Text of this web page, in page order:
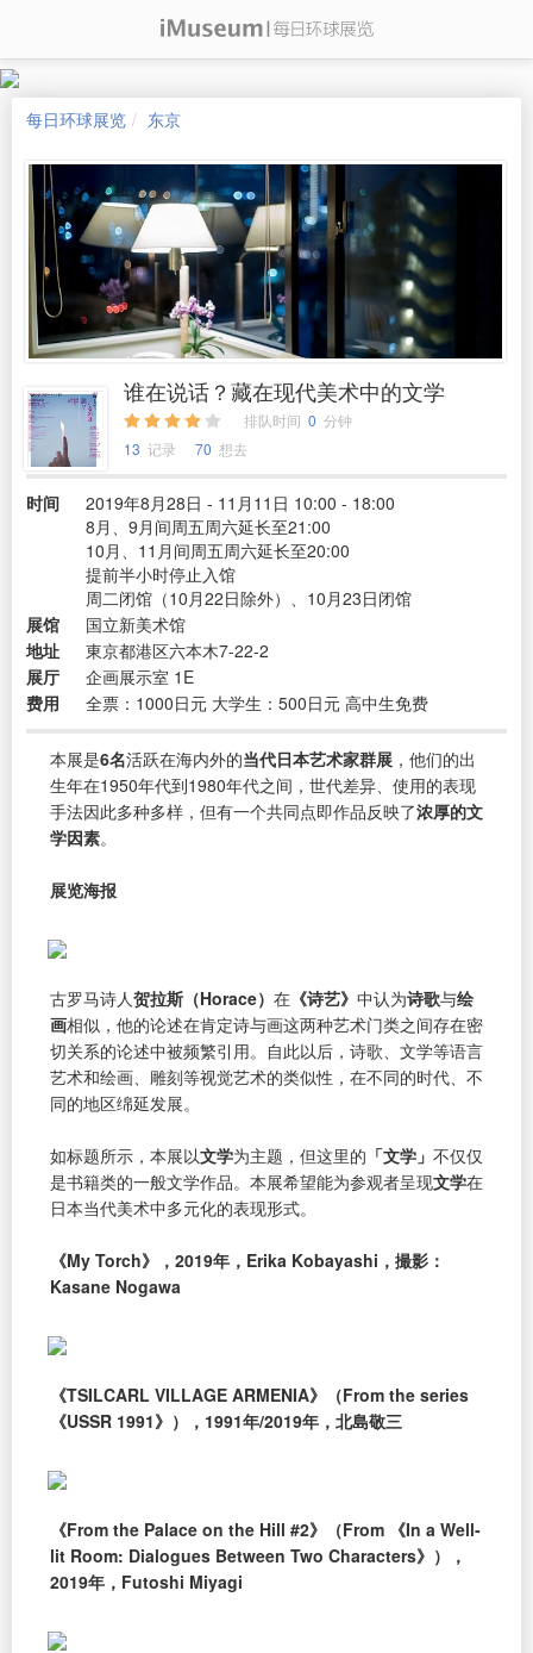
每日环球展览 东京
谁在说话？藏在现代美术中的文学
排队时间 0 分钟
13 记录 70 想去
时间
2019年8月28日 - 11月11日 10:00 - 18:00
8月、9月间周五周六延长至21:00
10月、11月间周五周六延长至20:00
提前半小时停止入馆
周二闭馆（10月22日除外）、10月23日闭馆
展馆
国立新美术馆
地址
東京都港区六本木7-22-2
展厅
企画展示室 1E
费用
全票：1000日元 大学生：500日元 高中生免费
本展是6名活跃在海内外的当代日本艺术家群展 ，他们的出
生年在1950年代到1980年代之间，世代差异、使用的表现
手法因此多种多样，但有一个共同点即作品反映了浓厚的文
学因素。
展览海报
古罗马诗人贺拉斯（Horace） 在 《诗艺》 中认为诗歌与绘
画相似，他的论述在肯定诗与画这两种艺术门类之间存在密
切关系的论述中被频繁引用。自此以后，诗歌、文学等语言
艺术和绘画、雕刻等视觉艺术的类似性，在不同的时代、不
同的地区绵延发展。
如标题所示，本展以文学为主题，但这里的 「文学」 不仅仅
是书籍类的一般文学作品。本展希望能为参观者呈现文学在
日本当代美术中多元化的表现形式。
《My Torch》，2019年，Erika Kobayashi，撮影：
Kasane Nogawa
《TSILCARL VILLAGE ARMENIA》（From the series
《USSR 1991》），1991年/2019年，北島敬三
《From the Palace on the Hill #2》（From 《In a Well-
lit Room: Dialogues Between Two Characters》），
2019年，Futoshi Miyagi